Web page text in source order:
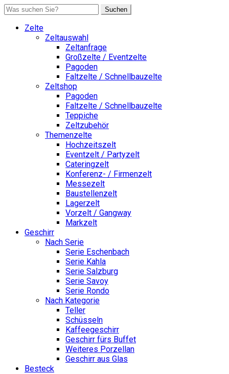
Suchen
Zelte
Zeltauswahl
Zeltanfrage
Großzelte / Eventzelte
Pagoden
Faltzelte / Schnellbauzelte
Zeltshop
Pagoden
Faltzelte / Schnellbauzelte
Teppiche
Zeltzubehör
Themenzelte
Hochzeitszelt
Eventzelt / Partyzelt
Cateringzelt
Konferenz- / Firmenzelt
Messezelt
Baustellenzelt
Lagerzelt
Vorzelt / Gangway
Markzelt
Geschirr
Nach Serie
Serie Eschenbach
Serie Kahla
Serie Salzburg
Serie Savoy
Serie Rondo
Nach Kategorie
Teller
Schüsseln
Kaffeegeschirr
Geschirr fürs Buffet
Weiteres Porzellan
Geschirr aus Glas
Besteck